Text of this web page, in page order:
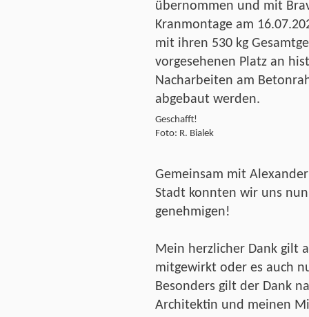
übernommen und mit
Kranmontage am
mit ihren 530 kg
vorgesehenen Platz an
Nacharbeiten am
abgebaut werden.
Geschafft!
Foto: R. Bialek
Gemeinsam mit
Stadt konnten wir uns
genehmigen!
Mein herzlicher Dank gilt
mitgewirkt oder es auch
Besonders gilt der Dank
Architektin und meinen